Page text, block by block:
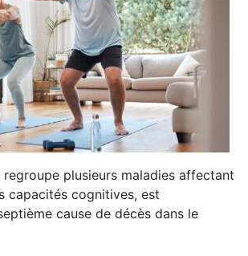
regroupe plusieurs maladies affectant
capacités cognitives, est
cause de décès dans le